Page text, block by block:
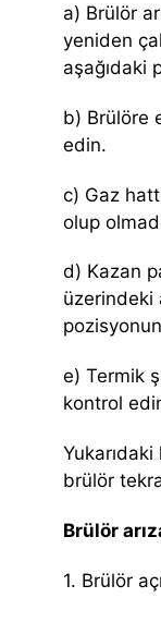
a) Brülör
yeniden
aşağıdaki
b) Brülöre
edin.
c) Gaz
olup
d) Kazan
üzerindeki
e) Termik
kontrol
brülör
Brülör
1. Brülör